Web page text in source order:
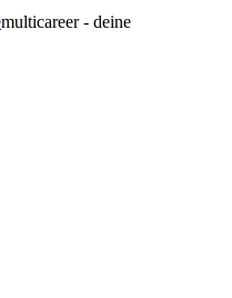
multicareer - deine